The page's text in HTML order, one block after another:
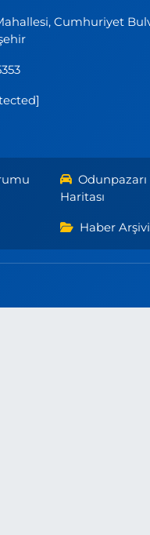
Cumhuriyet
Haritası
Haber Arşivi